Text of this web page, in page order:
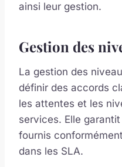
ainsi leur gestion.
Gestion des
La gestion des
définir des accords
les attentes et les
services. Elle
fournis
dans les SLA.